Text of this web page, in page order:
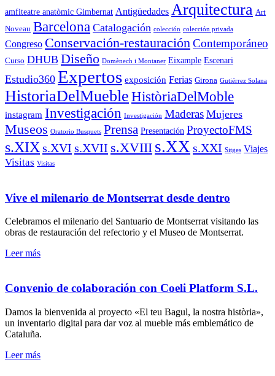
amfiteatre anatòmic Gimbernat Antigüedades Arquitectura Art
Noveau Barcelona Catalogación colección colección privada
Congreso Conservación-restauraciónContemporáneo
Curso DHUB Diseño Domènech i Montaner Eixample Escenari
Estudio360 Expertos exposición Ferias Girona Gutiérrez Solana
HistoriaDelMuebleHistòriaDelMoble
instagram Investigación Investigación Maderas Mujeres
Museos Oratorio Busquets Prensa Presentación ProyectoFMS
s.XIX s.XVI s.XVII s.XVIII s.XX s.XXI Sitges Viajes
Visitas Visitas
Vive el milenario de Montserrat desde dentro
Celebramos el milenario del Santuario de Montserrat visitando las
obras de restauración del refectorio y el Museo de Montserrat.
Leer más
Convenio de colaboración con Coeli Platform S.L.
Damos la bienvenida al proyecto «El teu Bagul, la nostra història»,
un inventario digital para dar voz al mueble más emblemático de
Cataluña.
Leer más